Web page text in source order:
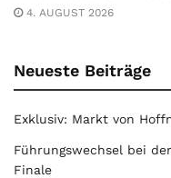
4. AUGUST 2026
Neueste Beiträge
Exklusiv: Markt von
Führungswechsel bei
Finale